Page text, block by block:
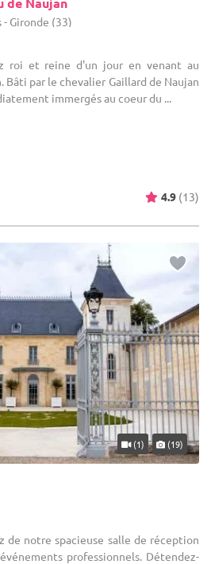
Gironde (33)
roi et reine d'un jour en venant au
Bâti par le chevalier Gaillard de Naujan
immergés au coeur du ...
4.9 (13)
(1) (19)
de notre spacieuse salle de réception
professionnels. Détendez-